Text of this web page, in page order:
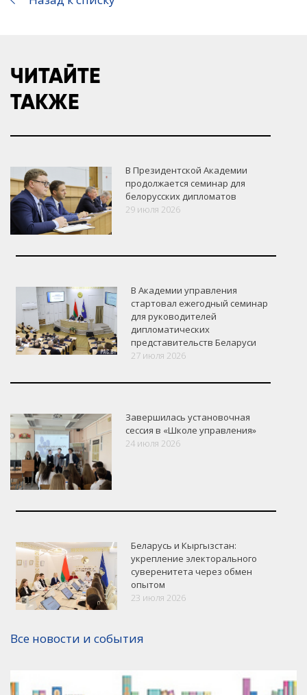
VK Google+ Facebook
ЧИТАЙТЕ
ТАКЖЕ
В Президентской Академии
продолжается семинар для
белорусских дипломатов
29 июля 2026
В Академии управления
стартовал ежегодный семинар
для руководителей
дипломатических
представительств Беларуси
27 июля 2026
Завершилась установочная
сессия в «Школе управления»
24 июля 2026
Беларусь и Кыргызстан:
укрепление электорального
суверенитета через обмен
опытом
23 июля 2026
Все новости и события